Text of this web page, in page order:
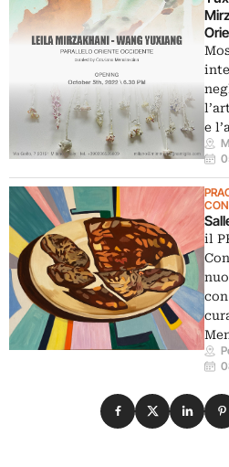
e
il
Condividi su
Condividi su